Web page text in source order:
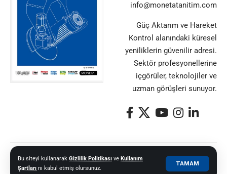
Bu siteyi kullanarak Gizlilik Politikası ve Kullanım
Şartları nı kabul etmiş olursunuz.
TAMAM
info@monetatanitim.com
Güç Aktarım ve Hareket
Kontrol alanındaki küresel
yeniliklerin güvenilir adresi.
Sektör profesyonellerine
içgörüler, teknolojiler ve
uzman görüşleri sunuyor.
© 2021–2025 Güç Aktarım ve Hareket Kontrol Dergisi |MONETA MEDYA